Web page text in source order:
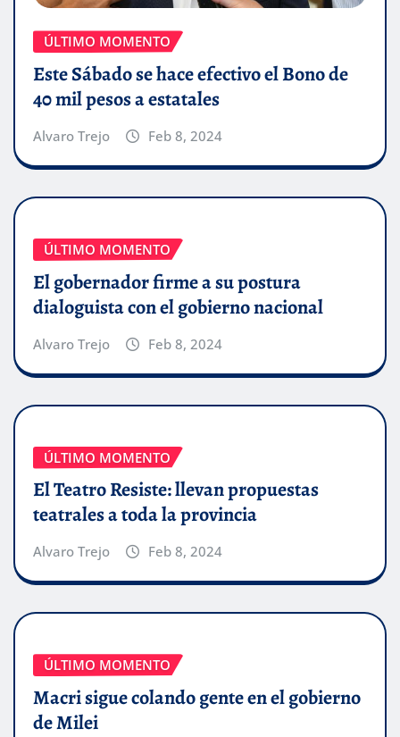
ÚLTIMO MOMENTO
Este Sábado se hace efectivo el Bono de
40 mil pesos a estatales
Alvaro Trejo Feb 8, 2024
ÚLTIMO MOMENTO
El gobernador firme a su postura
dialoguista con el gobierno nacional
Alvaro Trejo Feb 8, 2024
ÚLTIMO MOMENTO
El Teatro Resiste: llevan propuestas
teatrales a toda la provincia
Alvaro Trejo Feb 8, 2024
ÚLTIMO MOMENTO
Macri sigue colando gente en el gobierno
de Milei